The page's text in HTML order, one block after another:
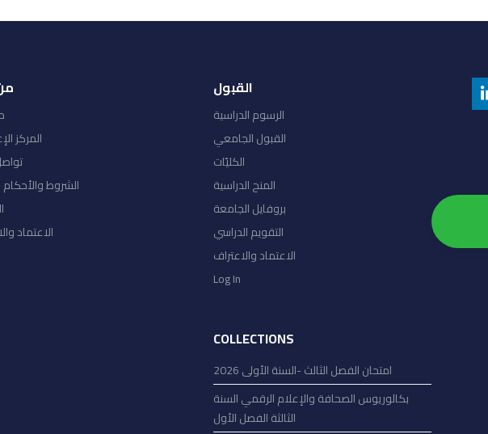
المركز
الشروط والأحكام
الاعتماد
القبول
الرسوم الدراسية
القبول الجامعي
الكليّات
المنح الدراسية
بروفايل الجامعة
التقويم الدراسي
الاعتماد والاعتراف
Log In
COLLECTIONS
امتحان الفصل الثالث -السنة الأولى 2026
بكالوريوس الصحافة والإعلام الرقمي السنة
الثالثة الفصل الأول